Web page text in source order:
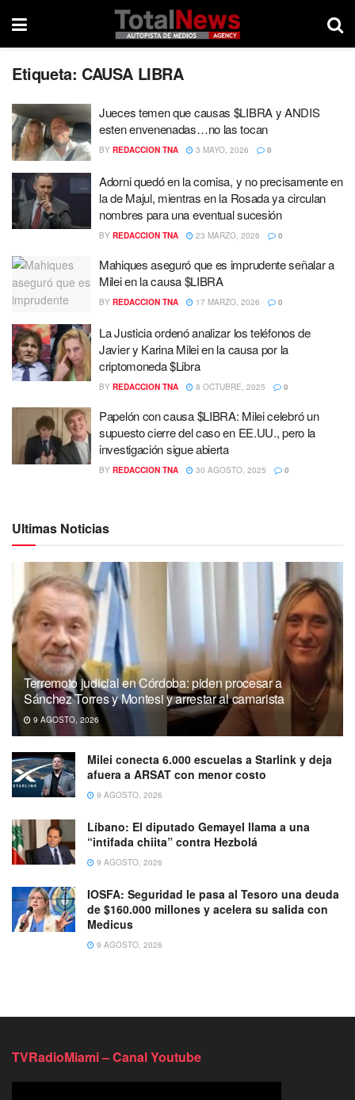
Etiqueta: CAUSA LIBRA
Jueces temen que causas $LIBRA y ANDIS
esten envenenadas…no las tocan
BY REDACCION TNA 3 MAYO, 2026 0
Adorni quedó en la cornisa, y no precisamente en
la de Majul, mientras en la Rosada ya circulan
nombres para una eventual sucesión
BY REDACCION TNA 23 MARZO, 2026 0
Mahiques aseguró que es imprudente señalar a
Milei en la causa $LIBRA
BY REDACCION TNA 17 MARZO, 2026 0
La Justicia ordenó analizar los teléfonos de
Javier y Karina Milei en la causa por la
criptomoneda $Libra
BY REDACCION TNA 8 OCTUBRE, 2025 0
Papelón con causa $LIBRA: Milei celebró un
supuesto cierre del caso en EE.UU., pero la
investigación sigue abierta
BY REDACCION TNA 30 AGOSTO, 2025 0
Ultimas Noticias
Terremoto judicial en Córdoba: piden procesar a
Sánchez Torres y Montesi y arrestar al camarista
9 AGOSTO, 2026
Milei conecta 6.000 escuelas a Starlink y deja
afuera a ARSAT con menor costo
9 AGOSTO, 2026
Líbano: El diputado Gemayel llama a una
“intifada chiita” contra Hezbolá
9 AGOSTO, 2026
IOSFA: Seguridad le pasa al Tesoro una deuda
de $160.000 millones y acelera su salida con
Medicus
9 AGOSTO, 2026
TVRadioMiami – Canal Youtube